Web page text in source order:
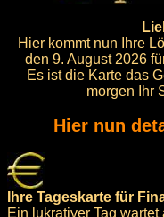
Hier kommt nun Ihre
den 9. August 2026
Es ist die Karte das
morgen Ihr
Hier nun
Ihre Tageskarte für
Ein lukrativer Tag wartet